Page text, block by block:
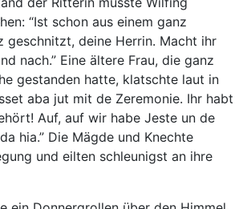
“Ist schon aus einem ganz
geschnitzt, deine Herrin. Macht ihr
nach.” Eine ältere Frau, die ganz
gestanden hatte, klatschte laut in
aba jut mit de Zeremonie. Ihr habt
Auf, auf wir habe Jeste un de
hia.” Die Mägde und Knechte
und eilten schleunigst an ihre